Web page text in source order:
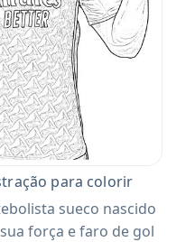
para colorir
sueco nascido
força e faro de gol